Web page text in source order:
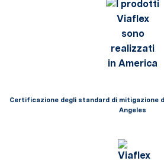
Certificazione degli standard di mitigazione
Angeles